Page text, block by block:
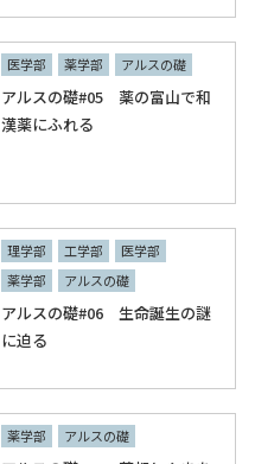
医学部 薬学部 アルスの礎
アルスの礎#05 薬の富山で和
漢薬にふれる
理学部 工学部
医学部
薬学部
アルスの礎
アルスの礎#06 生命誕生の謎
に迫る
薬学部 アルスの礎